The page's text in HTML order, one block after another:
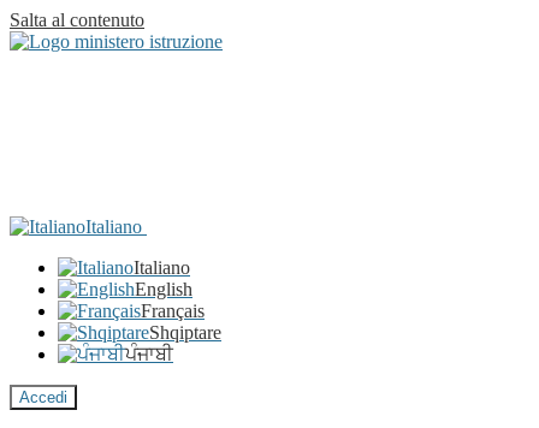
Salta al contenuto
Italiano
Italiano
English
Français
Shqiptare
ਪੰਜਾਬੀ
Accedi